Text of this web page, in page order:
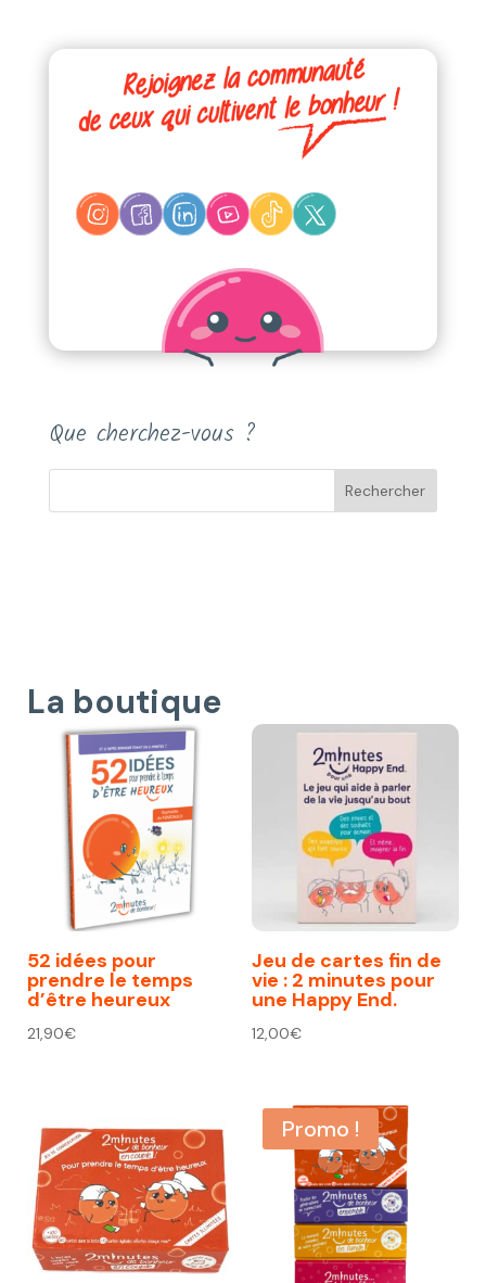
Que cherchez-vous ?
La boutique
52 idées pour
prendre le temps
d’être heureux
21,90€
Jeu de cartes fin de
vie : 2 minutes pour
une Happy End.
12,00€
Promo !